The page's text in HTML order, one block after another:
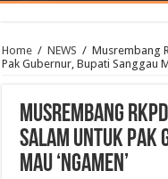
Home / NEWS / Musrembang
Pak Gubernur, Bupati Sanggau
Musrembang
Salam untuk Pak
Mau ‘Ngamen’